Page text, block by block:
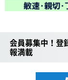
会員募集中！登
報満載